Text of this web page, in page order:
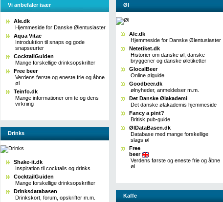
Vi anbefaler især
Ale.dk
Hjemmeside for Danske Ølentusiaster
Aqua Vitae
Introduktion til snaps og gode
snapseurter
CocktailGuiden
Mange forskellige drinksopskrifter
Free beer
Verdens første og eneste frie og åbne
øl
Teinfo.dk
Mange informationer om te og dens
virkning
Drinks
Shake-it.dk
Inspiration til cocktails og drinks
CocktailGuiden
Mange forskellige drinksopskrifter
Drinksdatabasen
Drinkskort, forum, opskrifter m.m.
Øl
Ale.dk
Hjemmeside for Danske Ølentusiaster
Netetiket.dk
Historier om danske øl, danske
bryggerier og danske øletiketter
GlocalBeer
Online ølguide
Goodbeer.dk
ølnyheder, anmeldelser m.m.
Det Danske Ølakademi
Det danske ølakademis hjemmeside
Fancy a pint?
Britisk pub-guide
ØlDataBasen.dk
Database med mange forskellige
slags øl
Free
beer
Verdens første og eneste frie og åbne
øl
Kaffe